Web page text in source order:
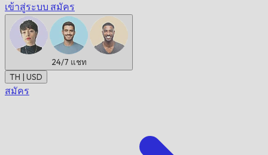
เข้าสู่ระบบ สมัคร
24/7 แชท
TH | USD
สมัคร